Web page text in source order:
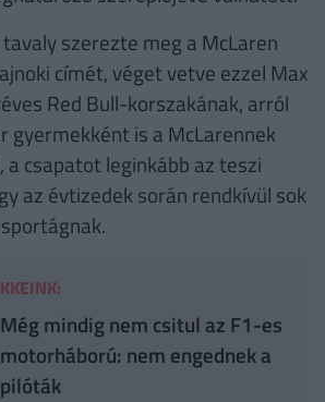
szerezte meg a McLaren
címét, véget vetve ezzel Max
Red Bull-korszakának, arról
gyermekként is a McLarennek
a csapatot leginkább az teszi
az évtizedek során rendkívül sok
Még mindig nem csitul az F1-es
motorháború: nem engednek a
pilóták